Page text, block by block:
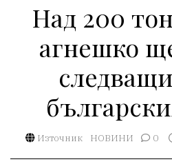
Над 200
агнешко
Източник НОВИНИ 0